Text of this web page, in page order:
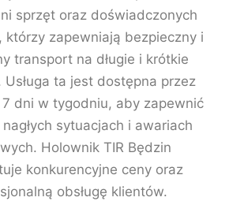
sprzęt oraz doświadczonych
którzy zapewniają bezpieczny i
transport na długie i krótkie
Usługa ta jest dostępna przez
7 dni w tygodniu, aby zapewnić
sytuacjach i awariach
Holownik TIR Będzin
konkurencyjne ceny oraz
obsługę klientów.